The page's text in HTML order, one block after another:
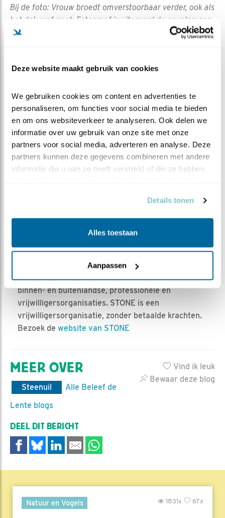
Deze website maakt gebruik van cookies
We gebruiken cookies om content en advertenties te
personaliseren, om functies voor social media te bieden
en om ons websiteverkeer te analyseren. Ook delen we
informatie over uw gebruik van onze site met onze
partners voor social media, adverteren en analyse. Deze
partners kunnen deze gegevens combineren met andere
informatie die u aan ze heeft verstrekt of die ze hebben
Details tonen
Alles toestaan
Aanpassen
Bij de foto: Vrouw broedt omverstoorbaar verder, ook als
het dak eraf gaat. Fotograaf is uiteraard de onvolprezen
André Eijkenaar.
landelijke werkgroep die steenuilenbescherming en
-onderzoek coördineert, stimuleert en faciliteert.
Daartoe wordt samengewerkt met relevante
binnen- en buitenlandse, professionele en
vrijwilligersorganisaties. STONE is een
vrijwilligersorganisatie, zonder betaalde krachten.
Bezoek de website van STONE
Vind ik leuk
Bewaar deze blog
MEER OVER
Steenuil
Alle Beleef de
Lente blogs
DEEL DIT BERICHT
Natuur en Vogels 67x
1831x